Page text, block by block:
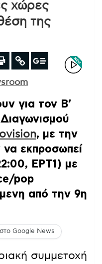
χώρες
της
για τον Β’
, με την
εκπροσωπεί
ΕΡΤ1) με
pop
από την 9η
στο Google News
συμμετοχή